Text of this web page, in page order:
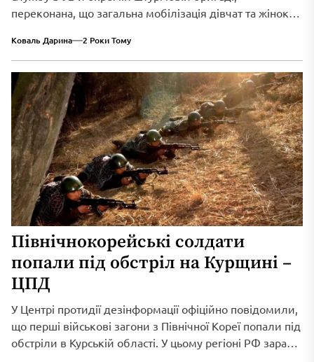
переконана, що загальна мобілізація дівчат та жінок
зараз не вистачає новобранців навіть задля того, щоб
поповнити втрати в лавах ЗСУ.
Коваль Дарина 2 Роки Тому
Північнокорейські солдати
попали під обстріл на Курщині –
ЦПД
У Центрі протидії дезінформації офіційно повідомили,
що перші військові загони з Північної Кореї попали під
обстріли в Курській області. У цьому регіоні РФ зараз